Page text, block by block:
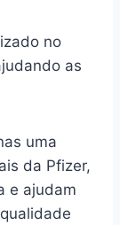
no
as
uma
da Pfizer,
e ajudam